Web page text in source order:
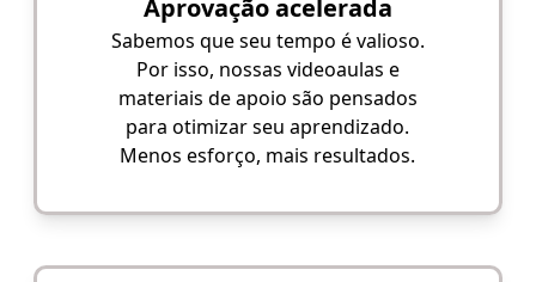
Aprovação acelerada
Sabemos que seu tempo é valioso.
Por isso, nossas videoaulas e
materiais de apoio são pensados
para otimizar seu aprendizado.
Menos esforço, mais resultados.